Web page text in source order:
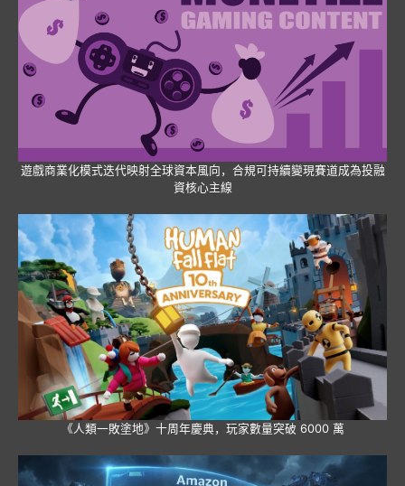
遊戲商業化模式迭代映射全球資本風向，合規可持續變現賽道成為投融
資核心主線
《人類一敗塗地》十周年慶典，玩家數量突破 6000 萬